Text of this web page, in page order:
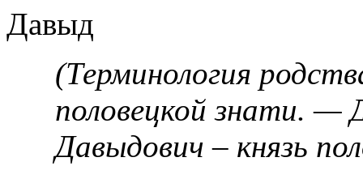
Давыд
(Терминология
половецкой знати. —
Давыдович – князь